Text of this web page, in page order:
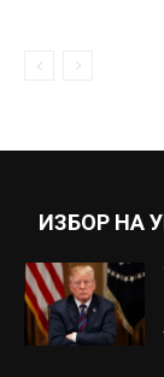
ИЗБОР НА